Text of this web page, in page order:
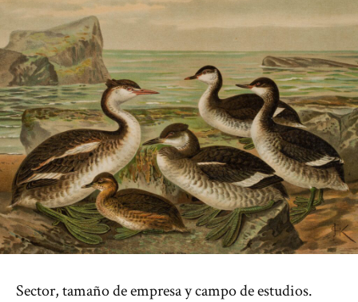
Sector, tamaño de empresa y campo de estudios.